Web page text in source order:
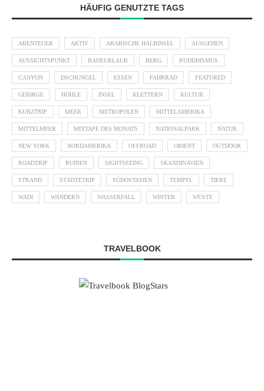
HÄUFIG GENUTZTE TAGS
ABENTEUER AKTIV ARABISCHE HALBINSEL AUSGEHEN
AUSSICHTSPUNKT BADEURLAUB BERG BUDDHISMUS
CANYON DSCHUNGEL ESSEN FAHRRAD FEATURED
GEBIRGE HÖHLE INSEL KLETTERN KULTUR
KURZTRIP MEER METROPOLEN MITTELAMERIKA
MITTELMEER MIXTAPE DES MONATS NATIONALPARK NATUR
NEW YORK NORDAMERIKA OFFROAD ORIENT OUTDOOR
ROADTRIP RUINEN SIGHTSEEING SKANDINAVIEN
STRAND STÄDTETRIP SÜDOSTASIEN TEMPEL TIERE
WADI WANDERN WASSERFALL WINTER WÜSTE
TRAVELBOOK